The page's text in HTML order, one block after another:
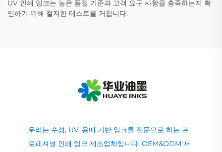
UV 인쇄 잉크는 높은 품질 기준과 고객 요구 사항을 충족하는지 확
인하기 위해 철저한 테스트를 거칩니다.
우리는 수성, UV, 용매 기반 잉크를 전문으로 하는 프
로페셔널 인쇄 잉크 제조업체입니다. OEM&ODM 서